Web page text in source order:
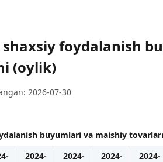
foydalanish
(oylik)
2026-07-30
buyumlari va maishiy
2024-
2024-
2024-
2024-